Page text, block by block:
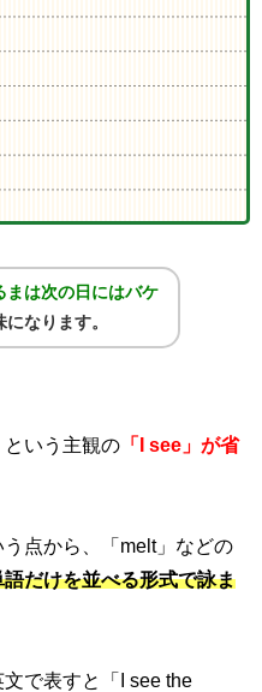
まは次の日にはバケ
になります。
という主観の 「I see」が省
点から、「 melt」などの
語だけを並べる形式で詠ま
で表すと「
I see the